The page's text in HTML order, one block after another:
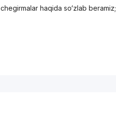
haqida so‘zlab beramiz;